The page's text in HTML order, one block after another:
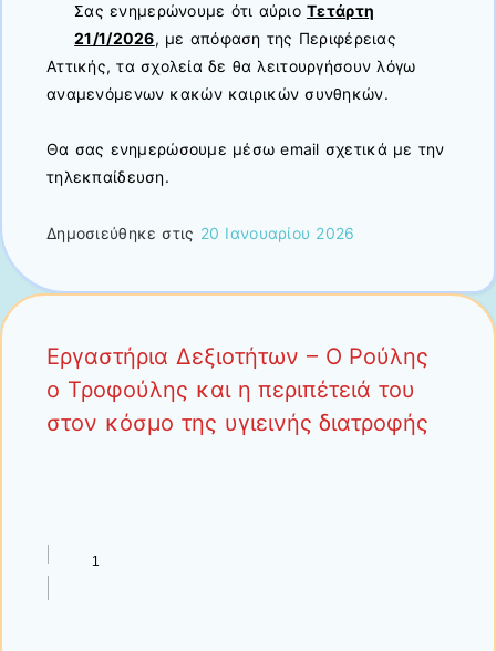
Σας ενημερώνουμε ότι αύριοΤετάρτη
21/1/2026, με απόφαση της Περιφέρειας
Αττικής, τα σχολεία δε θα λειτουργήσουν λόγω
αναμενόμενων κακών καιρικών συνθηκών.
Θα σας ενημερώσουμε μέσω email σχετικά με την
τηλεκπαίδευση.
Δημοσιεύθηκε στις 20 Ιανουαρίου 2026
Εργαστήρια Δεξιοτήτων – Ο Ρούλης
ο Τροφούλης και η περιπέτειά του
στον κόσμο της υγιεινής διατροφής